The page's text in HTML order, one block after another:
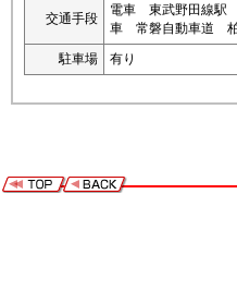
交通手段
電車 東武野田線駅
車 常磐自動車道
駐車場
有り